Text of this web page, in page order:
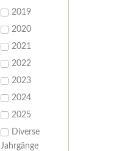
2019
2020
2021
2022
2023
2024
2025
Diverse
Jahrgänge